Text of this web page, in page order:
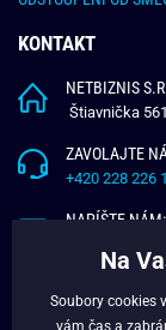
KONTAKT
NETBIZNIS
Štiavnička
ZAVOLAJTE
+420 228 226
NAPÍŠTE NÁM:
Na
Soubory cookies
vám čas a